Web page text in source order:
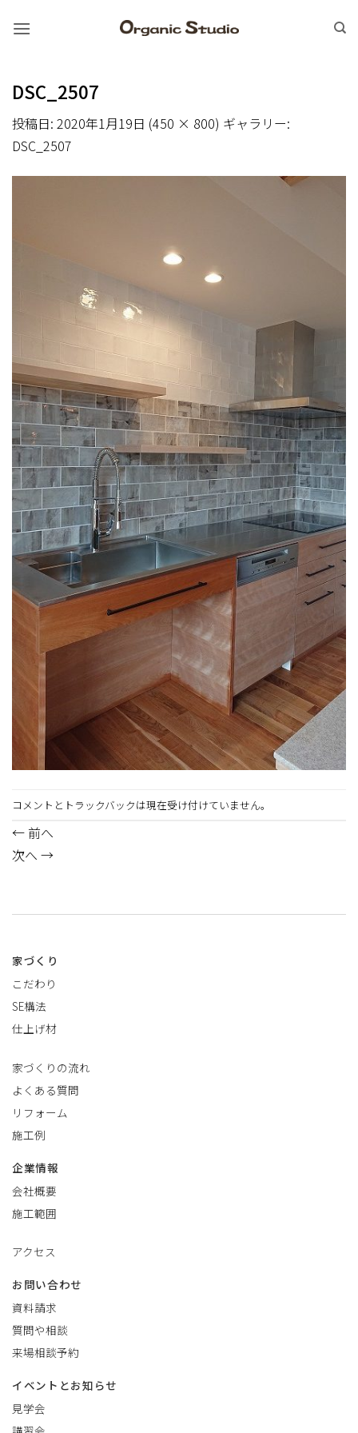
DSC_2507
投稿日: 2020年1月19日 (450 × 800) ギャラリー:
DSC_2507
コメントとトラックバックは現在受け付けていません。
← 前へ
次へ →
家づくり
こだわり
SE構法
仕上げ材
家づくりの流れ
よくある質問
リフォーム
施工例
企業情報
会社概要
施工範囲
アクセス
お問い合わせ
資料請求
質問や相談
来場相談予約
イベントとお知らせ
見学会